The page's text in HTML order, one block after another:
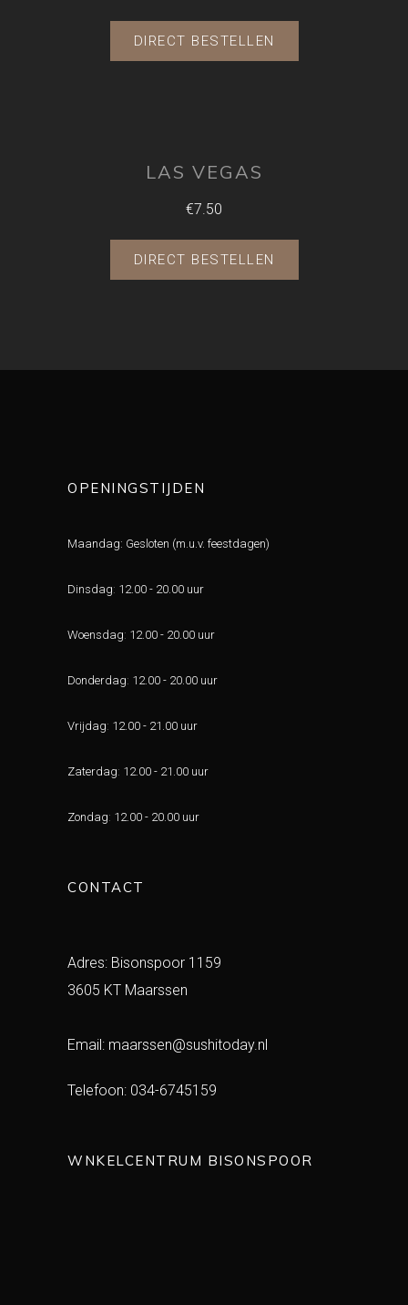
DIRECT BESTELLEN
LAS VEGAS
€7.50
DIRECT BESTELLEN
OPENINGSTIJDEN
Maandag: Gesloten (m.u.v. feestdagen)
Dinsdag: 12.00 - 20.00 uur
Woensdag: 12.00 - 20.00 uur
Donderdag: 12.00 - 20.00 uur
Vrijdag: 12.00 - 21.00 uur
Zaterdag: 12.00 - 21.00 uur
Zondag: 12.00 - 20.00 uur
CONTACT
Adres: Bisonspoor 1159
3605 KT Maarssen
Email: maarssen@sushitoday.nl
Telefoon: 034-6745159
WNKELCENTRUM BISONSPOOR